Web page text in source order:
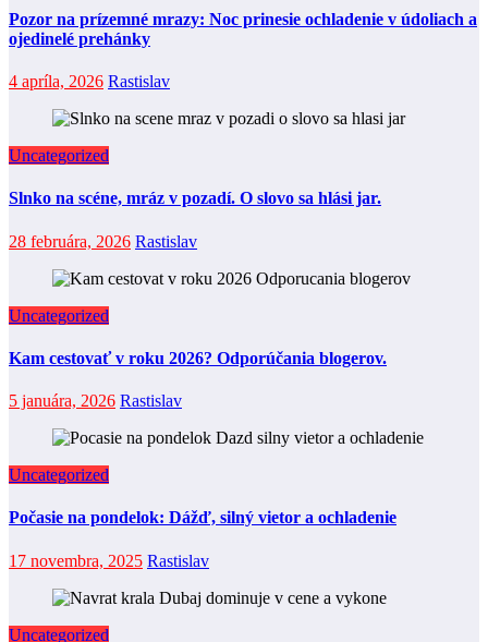
Pozor na prízemné mrazy: Noc prinesie ochladenie v údoliach a
ojedinelé prehánky
4 apríla, 2026 Rastislav
Uncategorized
Slnko na scéne, mráz v pozadí. O slovo sa hlási jar.
28 februára, 2026 Rastislav
Uncategorized
Kam cestovať v roku 2026? Odporúčania blogerov.
5 januára, 2026 Rastislav
Uncategorized
Počasie na pondelok: Dážď, silný vietor a ochladenie
17 novembra, 2025 Rastislav
Uncategorized